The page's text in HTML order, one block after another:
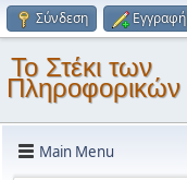
Σύνδεση Εγγραφή
Το Στέκι των
Πληροφορικών
Main Menu